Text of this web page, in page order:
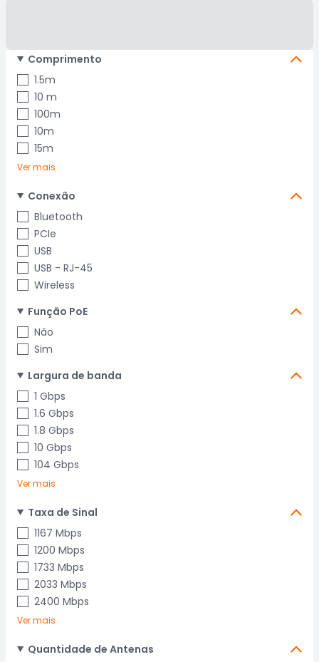
Comprimento
1.5m
10 m
100m
10m
15m
Ver mais
Conexão
Bluetooth
PCIe
USB
USB - RJ-45
Wireless
Função PoE
Não
Sim
Largura de banda
1 Gbps
1.6 Gbps
1.8 Gbps
10 Gbps
104 Gbps
Ver mais
Taxa de Sinal
1167 Mbps
1200 Mbps
1733 Mbps
2033 Mbps
2400 Mbps
Ver mais
Quantidade de Antenas